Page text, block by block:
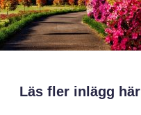
Läs fler inlägg här